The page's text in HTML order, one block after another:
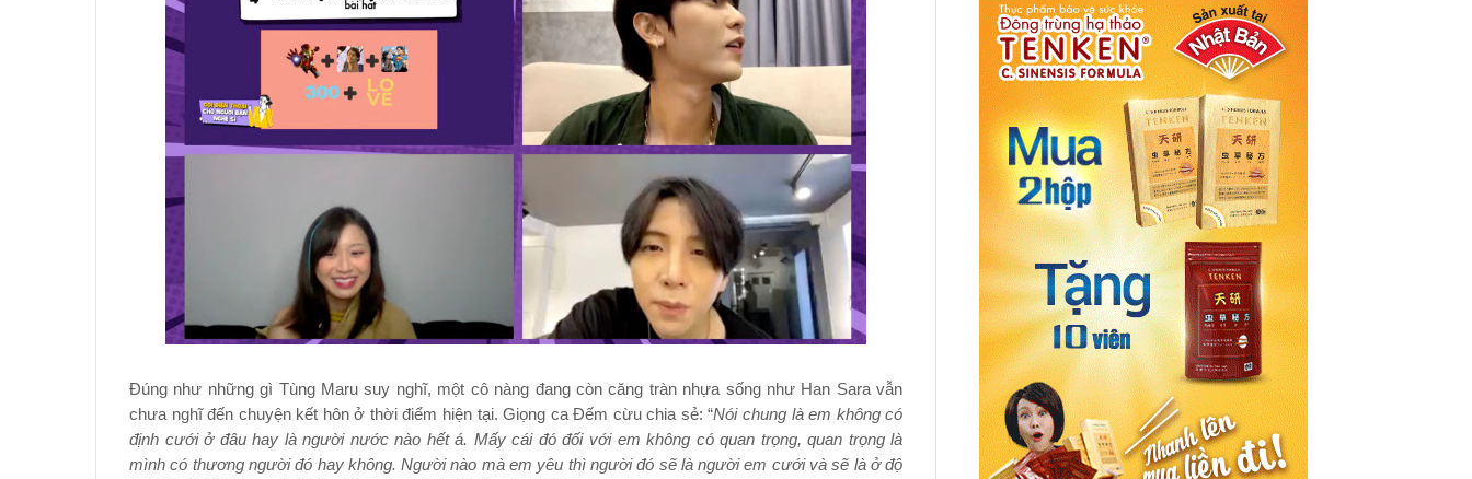
Đúng như những gì Tùng Maru suy nghĩ, một cô nàng đang còn căng tràn nhựa sống như Han Sara vẫn
chưa nghĩ đến chuyện kết hôn ở thời điểm hiện tại. Giọng ca Đếm cừu chia sẻ: “Nói chung là em không có
định cưới ở đâu hay là người nước nào hết á. Mấy cái đó đối với em không có quan trọng, quan trọng là
mình có thương người đó hay không. Người nào mà em yêu thì người đó sẽ là người em cưới và sẽ là ở độ